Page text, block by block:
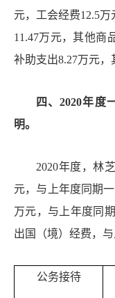
元，工会经费12.5万
11.47万元，其他商
补助支出8.27万元，
四、2020年度
明。
2020年度，林
元，与上年度同期
万元，与上年度同期
出国（境）经费，与
公务接待